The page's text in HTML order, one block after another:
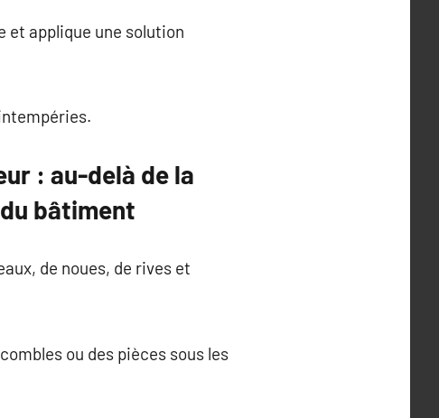
et applique une solution
: au-delà de la
bâtiment
de noues, de rives et
ou des pièces sous les